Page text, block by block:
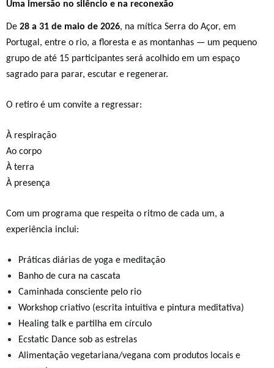
Uma imersão no silêncio e na reconexão
De 28 a 31 de maio de 2026, na mítica Serra do Açor, em
Portugal, entre o rio, a floresta e as montanhas — um pequeno
grupo de até 15 participantes será acolhido em um espaço
sagrado para parar, escutar e regenerar.
O retiro é um convite a regressar:
À respiração
Ao corpo
À terra
À presença
Com um programa que respeita o ritmo de cada um, a
experiência inclui:
Práticas diárias de yoga e meditação
Banho de cura na cascata
Caminhada consciente pelo rio
Workshop criativo (escrita intuitiva e pintura meditativa)
Healing talk e partilha em círculo
Ecstatic Dance sob as estrelas
Alimentação vegetariana/vegana com produtos locais e